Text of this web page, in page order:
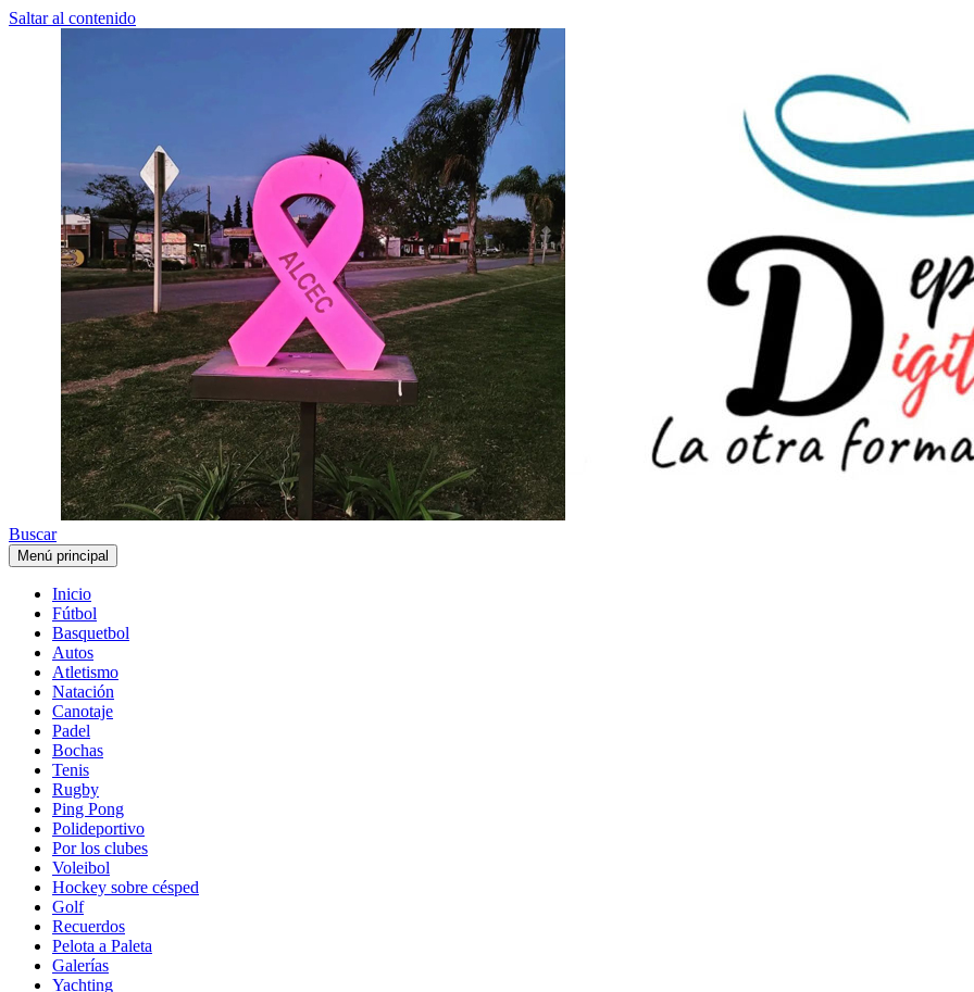
Saltar al contenido
Buscar
Menú principal
Inicio
Fútbol
Basquetbol
Autos
Atletismo
Natación
Canotaje
Padel
Bochas
Tenis
Rugby
Ping Pong
Polideportivo
Por los clubes
Voleibol
Hockey sobre césped
Golf
Recuerdos
Pelota a Paleta
Galerías
Yachting